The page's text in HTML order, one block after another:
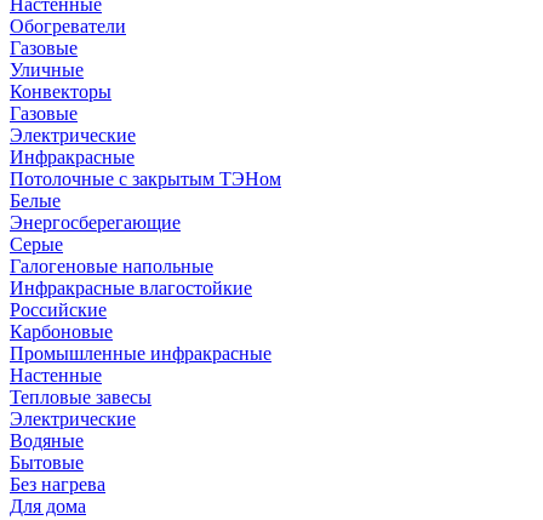
Настенные
Обогреватели
Газовые
Уличные
Конвекторы
Газовые
Электрические
Инфракрасные
Потолочные с закрытым ТЭНом
Белые
Энергосберегающие
Серые
Галогеновые напольные
Инфракрасные влагостойкие
Российские
Карбоновые
Промышленные инфракрасные
Настенные
Тепловые завесы
Электрические
Водяные
Бытовые
Без нагрева
Для дома